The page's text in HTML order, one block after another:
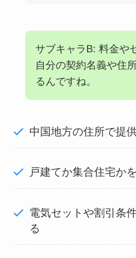
サブキャラB: 料金や
自分の契約名義や住
るんですね。
中国地方の住所で提
戸建てか集合住宅か
電気セットや割引条
る